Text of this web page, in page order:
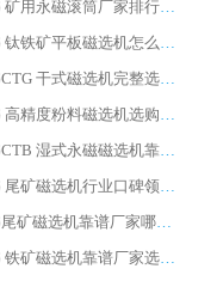
2026 矿用永磁滚筒厂家排行榜选购指南，行业口碑领域强者华体会手机网页版-华体会(中国)
2026 钛铁矿平板磁选机怎么选 靠谱生产企业实力排行榜选购参考攻略
2026CTG 干式磁选机完整选购指南 行业口碑顶尖靠谱生产龙头厂家实力推荐
2026 高精度粉料磁选机选购全攻略 行业优质品牌华体会手机网页版-华体会(中国) 实力深度解析
2026CTB 湿式永磁磁选机靠谱厂家实力排行榜 铁矿选矿设备采购全流程选购指南
2026 尾矿磁选机行业口碑领域强者，源头直供国内主流厂家华体会手机网页版-华体会(中国) 一站式服务
2026尾矿磁选机靠谱厂家哪家好 行业口碑领域强者华体会手机网页版-华体会(中国) 推荐
2026 铁矿磁选机靠谱厂家选购全攻略 行业标杆华体会手机网页版-华体会(中国) 设备性价比出众